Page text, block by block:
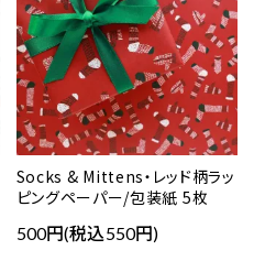
Socks & Mittens・レッド柄ラッ
ピングペーパー/包装紙 5枚
500円(税込550円)